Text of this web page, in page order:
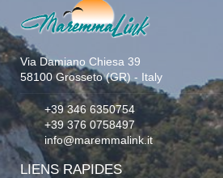
Via Damiano Chiesa 39
58100 Grosseto (GR) - Italy
+39 346 6350754
+39 376 0758497
info@maremmalink.it
LIENS RAPIDES